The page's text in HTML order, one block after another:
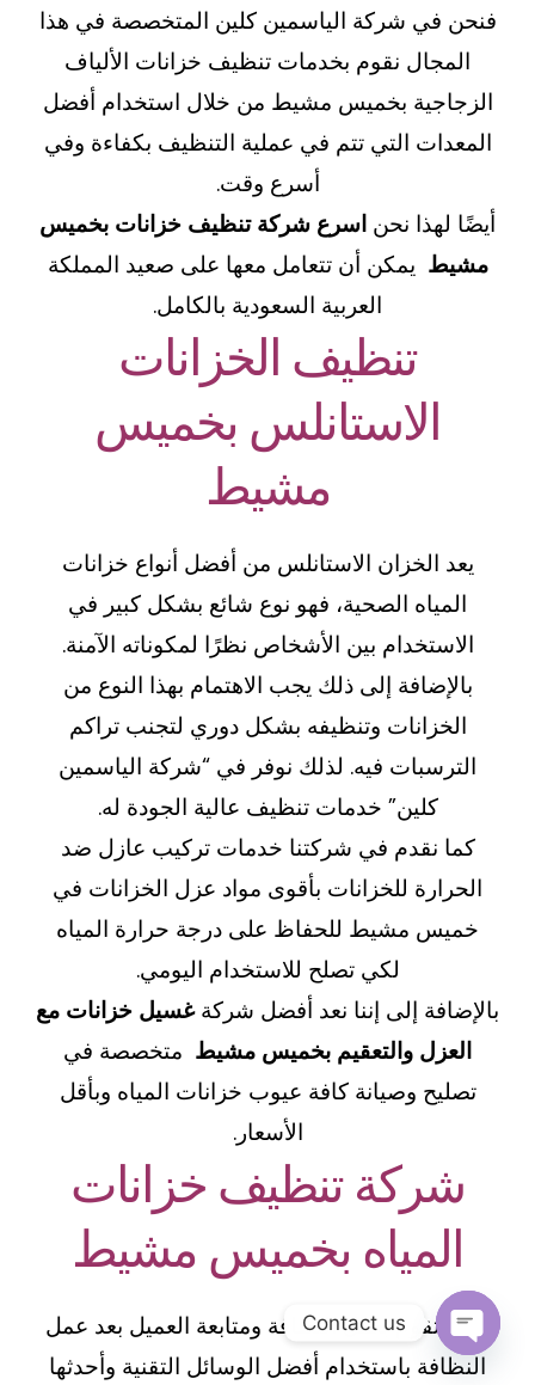
فنحن في شركة الياسمين كلين المتخصصة في هذا
المجال نقوم بخدمات تنظيف خزانات الألياف
الزجاجية بخميس مشيط من خلال استخدام أفضل
المعدات التي تتم في عملية التنظيف بكفاءة وفي
أسرع وقت.
أيضًا لهذا نحن اسرع شركة تنظيف خزانات بخميس
مشيط يمكن أن تتعامل معها على صعيد المملكة
العربية السعودية بالكامل.
تنظيف الخزانات
الاستانلس بخميس
مشيط
يعد الخزان الاستانلس من أفضل أنواع خزانات
المياه الصحية، فهو نوع شائع بشكل كبير في
الاستخدام بين الأشخاص نظرًا لمكوناته الآمنة.
بالإضافة إلى ذلك يجب الاهتمام بهذا النوع من
الخزانات وتنظيفه بشكل دوري لتجنب تراكم
الترسبات فيه. لذلك نوفر في “شركة الياسمين
كلين” خدمات تنظيف عالية الجودة له.
كما نقدم في شركتنا خدمات تركيب عازل ضد
الحرارة للخزانات بأقوى مواد عزل الخزانات في
خميس مشيط للحفاظ على درجة حرارة المياه
لكي تصلح للاستخدام اليومي.
بالإضافة إلى إننا نعد أفضل شركةغسيل خزانات مع
العزل والتعقيم بخميس مشيط متخصصة في
تصليح وصيانة كافة عيوب خزانات المياه وبأقل
الأسعار.
شركة تنظيف خزانات
المياه بخميس مشيط
حيث تقوم بعمل النظافة ومتابعة العميل بعد عمل
النظافة باستخدام أفضل الوسائل التقنية وأحدثها
Contact us
Open